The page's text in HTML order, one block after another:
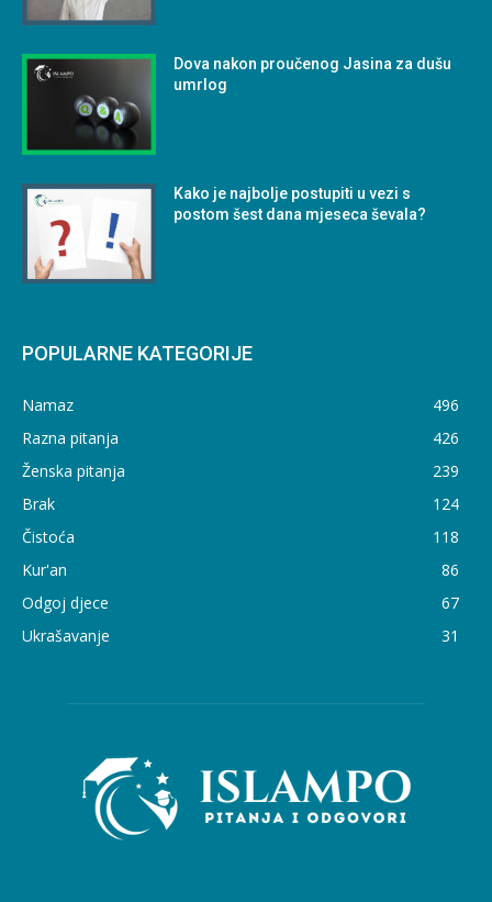
Dova nakon proučenog Jasina za dušu
umrlog
Kako je najbolje postupiti u vezi s
postom šest dana mjeseca ševala?
POPULARNE KATEGORIJE
Namaz
496
Razna pitanja
426
Ženska pitanja
239
Brak
124
Čistoća
118
Kur'an
86
Odgoj djece
67
Ukrašavanje
31